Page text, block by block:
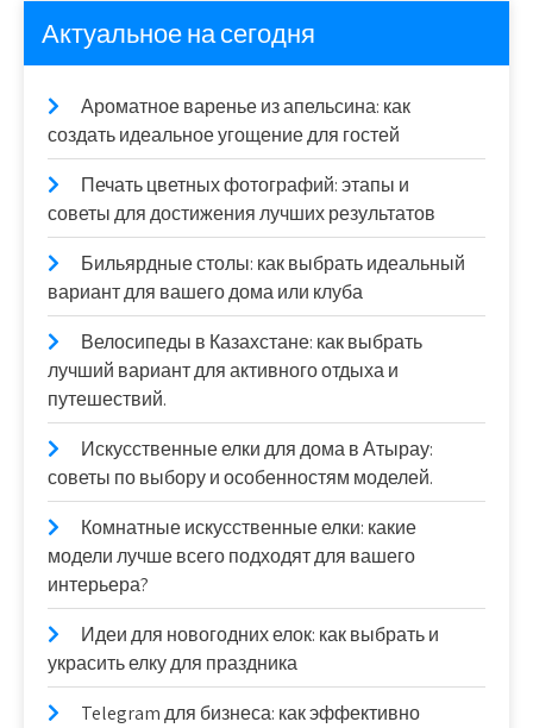
Актуальное на сегодня
Ароматное варенье из апельсина: как
создать идеальное угощение для гостей
Печать цветных фотографий: этапы и
советы для достижения лучших результатов
Бильярдные столы: как выбрать идеальный
вариант для вашего дома или клуба
Велосипеды в Казахстане: как выбрать
лучший вариант для активного отдыха и
путешествий.
Искусственные елки для дома в Атырау:
советы по выбору и особенностям моделей.
Комнатные искусственные елки: какие
модели лучше всего подходят для вашего
интерьера?
Идеи для новогодних елок: как выбрать и
украсить елку для праздника
Telegram для бизнеса: как эффективно